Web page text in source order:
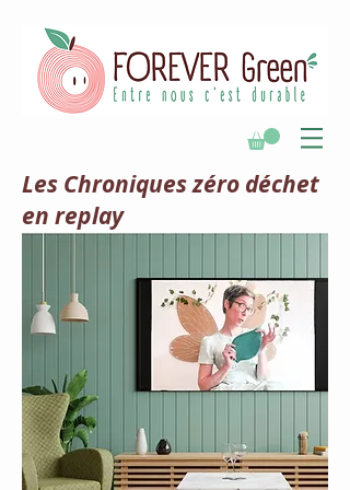
Les Chroniques zéro déchet
en replay